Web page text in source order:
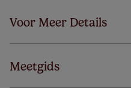
Voor Meer Details
Meetgids